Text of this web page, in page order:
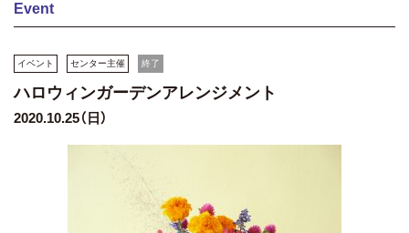
Event
イベント センター主催 終了
ハロウィンガーデンアレンジメント
2020.10.25（日）